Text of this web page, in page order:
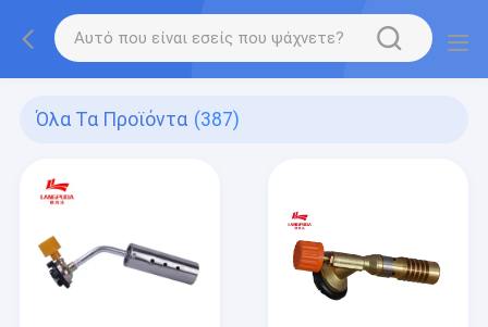
Όλα Τα Προϊόντα (387)